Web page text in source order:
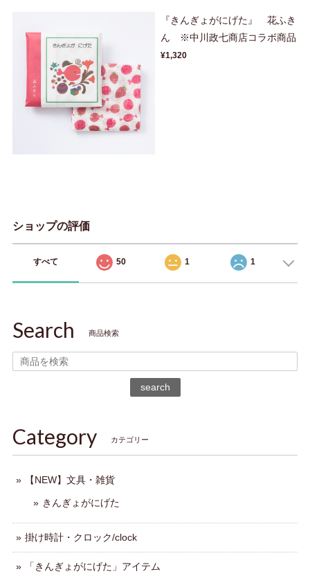
『きんぎょがにげた』 花ふき
ん ※中川政七商店コラボ商品
¥1,320
ショップの評価
すべて 50 1 1
Search 商品検索
search
Category カテゴリー
【NEW】文具・雑貨
きんぎょがにげた
掛け時計・クロック/clock
「きんぎょがにげた」アイテム